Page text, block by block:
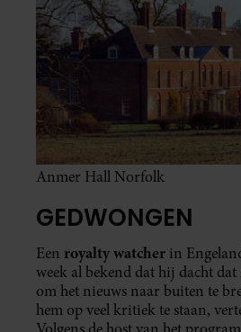
Anmer Hall Norfolk
GEDWONGEN
Een royalty watcher in
week al bekend dat hij dacht dat
om het nieuws naar buiten te
hem op veel kritiek te staan,